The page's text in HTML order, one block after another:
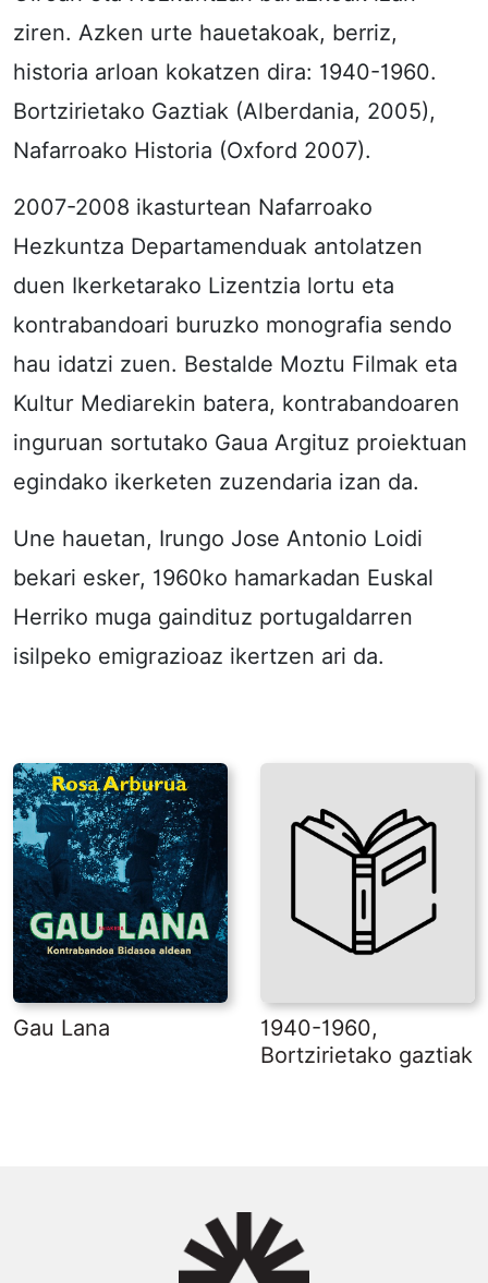
ziren. Azken urte hauetakoak, berriz,
historia arloan kokatzen dira: 1940-1960.
Bortzirietako Gaztiak (Alberdania, 2005),
Nafarroako Historia (Oxford 2007).
2007-2008 ikasturtean Nafarroako
Hezkuntza Departamenduak antolatzen
duen Ikerketarako Lizentzia lortu eta
kontrabandoari buruzko monografia sendo
hau idatzi zuen. Bestalde Moztu Filmak eta
Kultur Mediarekin batera, kontrabandoaren
inguruan sortutako Gaua Argituz proiektuan
egindako ikerketen zuzendaria izan da.
Une hauetan, Irungo Jose Antonio Loidi
bekari esker, 1960ko hamarkadan Euskal
Herriko muga gaindituz portugaldarren
isilpeko emigrazioaz ikertzen ari da.
Gau Lana
1940-1960,
Bortzirietako gaztiak